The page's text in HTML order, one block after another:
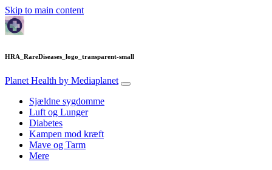
Skip to main content
HRA_RareDiseases_logo_transparent-small
Planet Health by Mediaplanet
Sjældne sygdomme
Luft og Lunger
Diabetes
Kampen mod kræft
Mave og Tarm
Mere